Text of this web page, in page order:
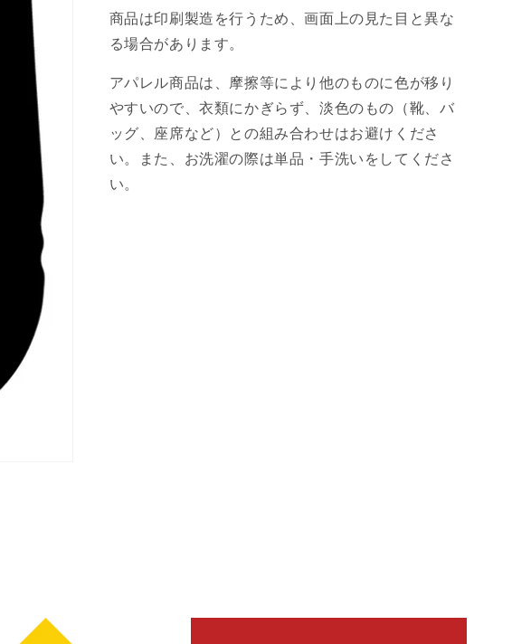
イ
ン
2025/04/12
の
数
量
を
イ
ン
2025/04/12
17:40
の
数
量
を
商品は印刷製造を行うため、画面上の見た目と異な
る場合があります。
アパレル商品は、摩擦等により他のものに色が移り
やすいので、衣類にかぎらず、淡色のもの（靴、バ
ッグ、座席など）との組み合わせはお避けくださ
い。また、お洗濯の際は単品・手洗いをしてくださ
い。